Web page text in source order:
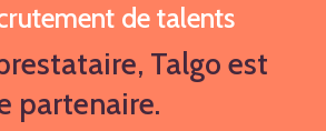
de talents
Talgo est
partenaire.